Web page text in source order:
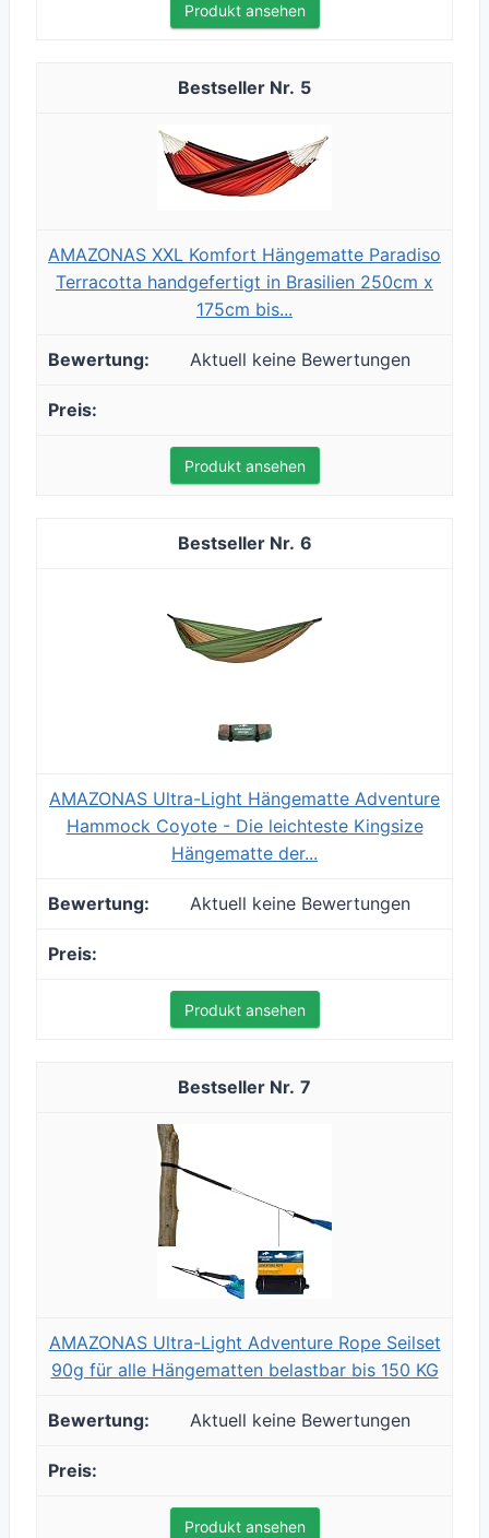
Produkt ansehen
5
AMAZONAS XXL Komfort Hängematte Paradiso
Terracotta handgefertigt in Brasilien 250cm x
175cm bis...
Aktuell keine Bewertungen
Produkt ansehen
6
AMAZONAS Ultra-Light Hängematte Adventure
Hammock Coyote - Die leichteste Kingsize
Hängematte der...
Aktuell keine Bewertungen
Produkt ansehen
7
AMAZONAS Ultra-Light Adventure Rope Seilset
90g für alle Hängematten belastbar bis 150 KG
Aktuell keine Bewertungen
Produkt ansehen